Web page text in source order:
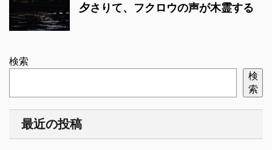
夕さりて、フクロウの声が木霊する
検索
検
索
最近の投稿